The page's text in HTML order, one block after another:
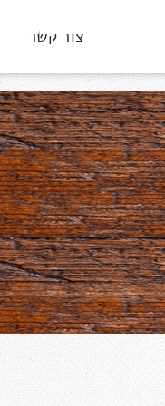
צור קשר